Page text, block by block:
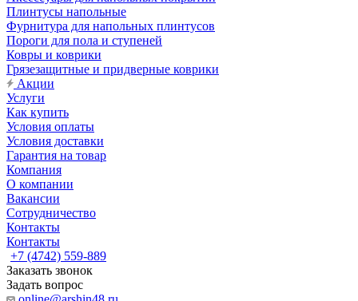
Плинтусы напольные
Фурнитура для напольных плинтусов
Пороги для пола и ступеней
Ковры и коврики
Грязезащитные и придверные коврики
Акции
Услуги
Как купить
Условия оплаты
Условия доставки
Гарантия на товар
Компания
О компании
Вакансии
Сотрудничество
Контакты
Контакты
+7 (4742) 559-889
Заказать звонок
Задать вопрос